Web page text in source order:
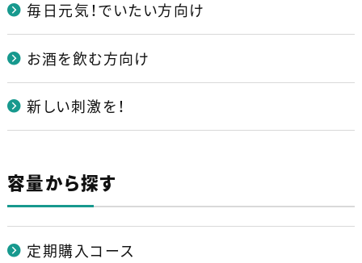
毎日元気！でいたい方向け
お酒を飲む方向け
新しい刺激を！
容量から探す
定期購入コース